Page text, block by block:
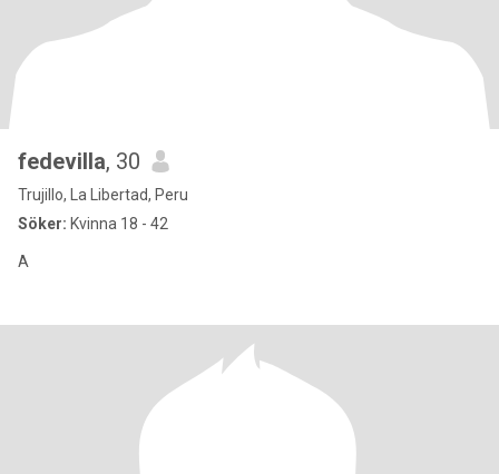
fedevilla, 30
Trujillo, La Libertad, Peru
Söker: Kvinna 18 - 42
A